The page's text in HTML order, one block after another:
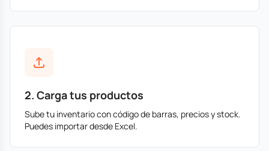
2. Carga tus productos
Sube tu inventario con código de barras, precios y stock.
Puedes importar desde Excel.